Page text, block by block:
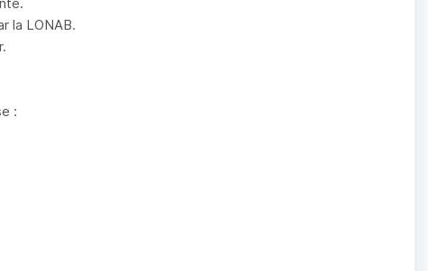
la LONAB.
: